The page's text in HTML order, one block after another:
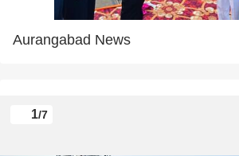
Aurangabad News
1/7